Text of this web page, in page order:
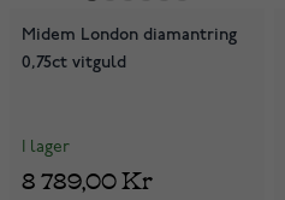
Midem London diamantring
0,75ct vitguld
I lager
8 789,00 Kr